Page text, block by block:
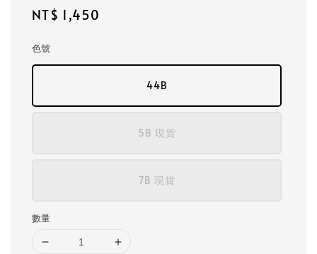
Regular
NT$ 1,450
色號
44B
5B 現貨
7B 現貨
數量